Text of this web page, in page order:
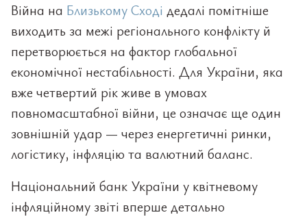
Війна на Близькому Сході дедалі помітніше
виходить за межі регіонального конфлікту й
перетворюється на фактор глобальної
економічної нестабільності. Для України, яка
вже четвертий рік живе в умовах
повномасштабної війни, це означає ще один
зовнішній удар — через енергетичні ринки,
логістику, інфляцію та валютний баланс.
Національний банк України у квітневому
інфляційному звіті вперше детально